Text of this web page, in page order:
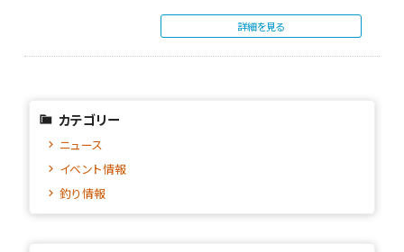
ません。…
詳細を見る
カテゴリー
ニュース
イベント情報
釣り情報